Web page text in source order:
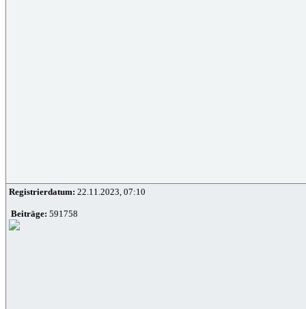
Registrierdatum: 22.11.2023, 07:10
Beiträge: 591758